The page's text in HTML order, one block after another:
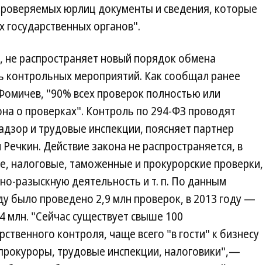
юрлиц документы и сведения, которые
органов".
распространяет новый порядок обмена
мероприятий. Как сообщал ранее
"90% всех проверок полностью или
о проверках". Контроль по 294-ФЗ проводят
и трудовые инспекции, поясняет партнер
Действие закона не распространяется, в
налоговые, таможенные и прокурорские проверки,
разыскную деятельность и т. п. По данным
было проведено 2,9 млн проверок, в 2013 году —
"Сейчас существует свыше 100
контроля, чаще всего "в гости" к бизнесу
трудовые инспекции, налоговики",—